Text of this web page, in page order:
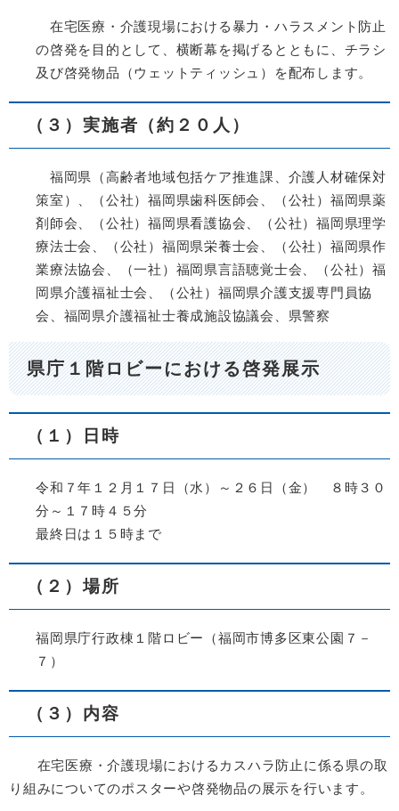
在宅医療・介護現場における暴力・ハラスメント防止
の啓発を目的として、横断幕を掲げるとともに、チラシ
及び啓発物品（ウェットティッシュ）を配布します。
（３）実施者（約２０人）
福岡県（高齢者地域包括ケア推進課、介護人材確保対
策室）、（公社）福岡県歯科医師会、（公社）福岡県薬
剤師会、（公社）福岡県看護協会、（公社）福岡県理学
療法士会、（公社）福岡県栄養士会、（公社）福岡県作
業療法協会、（一社）福岡県言語聴覚士会、（公社）福
岡県介護福祉士会、（公社）福岡県介護支援専門員協
会、福岡県介護福祉士養成施設協議会、県警察
県庁１階ロビーにおける啓発展示
（１）日時
令和７年１２月１７日（水）～２６日（金） ８時３０
分～１７時４５分
最終日は１５時まで
（２）場所
福岡県庁行政棟１階ロビー（福岡市博多区東公園７－
７）
（３）内容
在宅医療・介護現場におけるカスハラ防止に係る県の取
り組みについてのポスターや啓発物品の展示を行います。